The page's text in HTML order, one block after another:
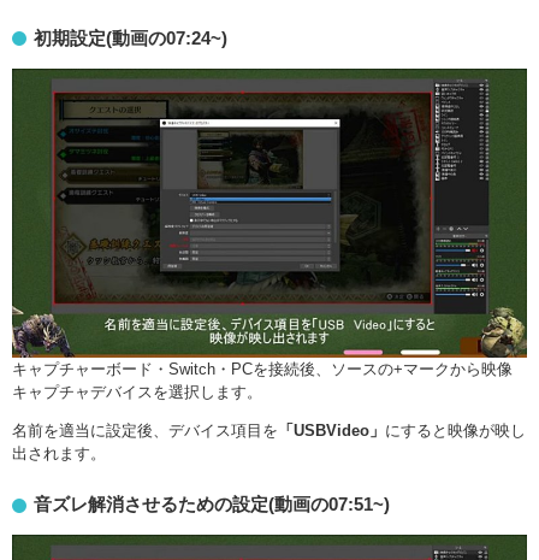
初期設定(動画の07:24~)
キャプチャーボード・Switch・PCを接続後、ソースの+マークから映像
キャプチャデバイスを選択します。
名前を適当に設定後、デバイス項目を 「USBVideo」 にすると映像が映し
出されます。
音ズレ解消させるための設定(動画の07:51~)